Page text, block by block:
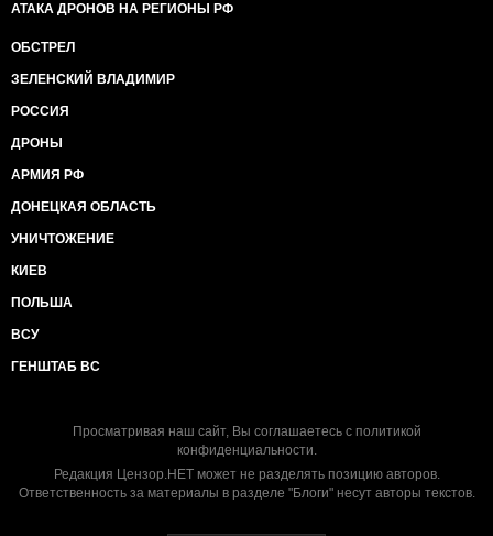
АТАКА ДРОНОВ НА РЕГИОНЫ РФ
ОБСТРЕЛ
ЗЕЛЕНСКИЙ ВЛАДИМИР
РОССИЯ
ДРОНЫ
АРМИЯ РФ
ДОНЕЦКАЯ ОБЛАСТЬ
УНИЧТОЖЕНИЕ
КИЕВ
ПОЛЬША
ВСУ
ГЕНШТАБ ВС
Просматривая наш сайт, Вы соглашаетесь с политикой
конфиденциальности.
Редакция Цензор.НЕТ может не разделять позицию авторов.
Ответственность за материалы в разделе "Блоги" несут авторы текстов.